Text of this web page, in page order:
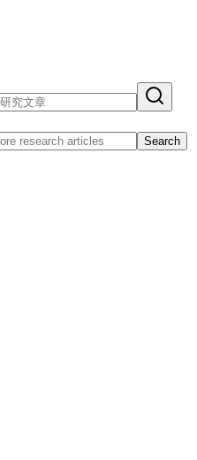
Search